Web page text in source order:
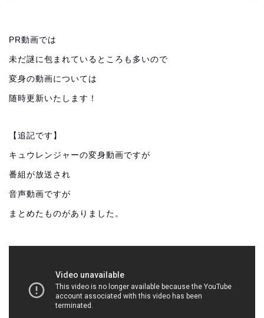
PR動画では
未だ謎に包まれているところも多いので
変身の動画については
随時更新いたします！
【追記です】
キュウレンジャーの変身動画ですが
番組が放送され
音声動画ですが
まとめたものがありました。